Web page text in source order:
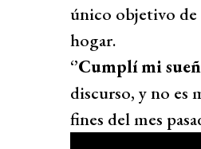
único objetivo de
hogar.
‘’Cumplí mi
discurso, y no es
fines del mes